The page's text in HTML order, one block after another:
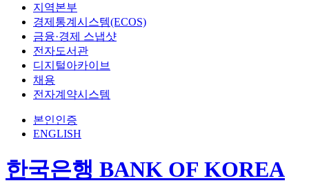
지역본부
경제통계시스템(ECOS)
금융·경제 스냅샷
전자도서관
디지털아카이브
채용
전자계약시스템
본인인증
ENGLISH
한국은행 BANK OF KOREA